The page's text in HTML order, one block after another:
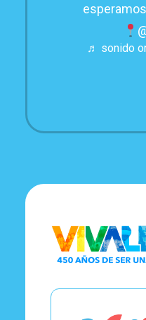
♬ sonido